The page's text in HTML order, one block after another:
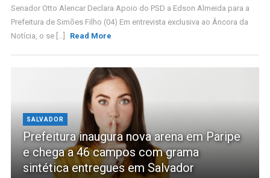
Senador Otto Alencar Declara Apoio do PSD a Edson Almeida para a
Prefeitura de Simões Filho (04) Em entrevista exclusiva ao Âncora da
Notícia, o se [...]
Read More
SALVADOR
Prefeitura inaugura nova arena em Paripe
e chega a 46 campos com grama
sintética entregues em Salvador